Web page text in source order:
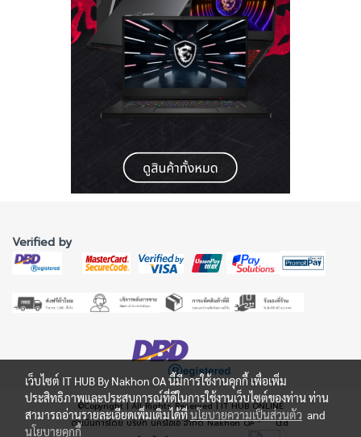
Verified by
©Copyright | All Rights Reserved | IT HUB ONLINE
ดำเนินการโดย บริษัท นครโอเอ จำกัด Nakhon OA Co., Ltd.
เว็บไซต์ IT HUB By Nakhon OA นี้มีการใช้งานคุกกี้ เพื่อเพิ่ม
ประสิทธิภาพและประสบการณ์ที่ดีในการใช้งานเว็บไซต์ของท่าน ท่าน
สามารถอ่านรายละเอียดเพิ่มเติมได้ที่นโยบายความเป็นส่วนตัว and
นโยบายคุกกี้